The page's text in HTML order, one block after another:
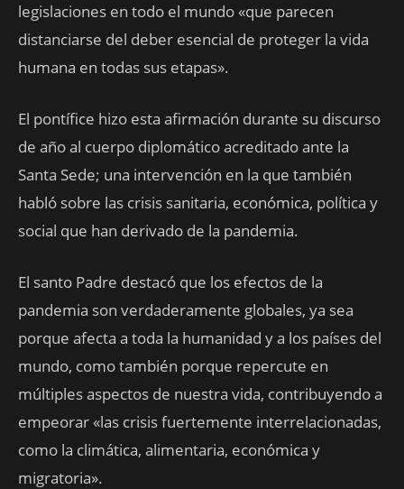
legislaciones en todo el mundo «que parecen
distanciarse del deber esencial de proteger la vida
humana en todas sus etapas».
El pontífice hizo esta afirmación durante su discurso
de año al cuerpo diplomático acreditado ante la
Santa Sede; una intervención en la que también
habló sobre las crisis sanitaria, económica, política y
social que han derivado de la pandemia.
El santo Padre destacó que los efectos de la
pandemia son verdaderamente globales, ya sea
porque afecta a toda la humanidad y a los países del
mundo, como también porque repercute en
múltiples aspectos de nuestra vida, contribuyendo a
empeorar «las crisis fuertemente interrelacionadas,
como la climática, alimentaria, económica y
migratoria».